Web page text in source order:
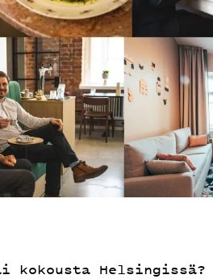
Helsingissä?